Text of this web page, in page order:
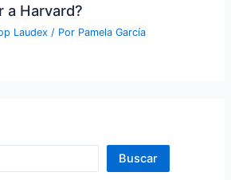
a Harvard?
Laudex / Por Pamela García
Buscar